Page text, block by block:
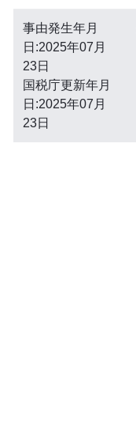
事由発生年月
日:2025年07月
23日
国税庁更新年月
日:2025年07月
23日